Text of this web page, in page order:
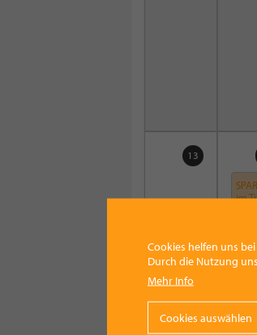
13
im
2026
Cookies helfen uns
Durch die Nutzung
Mehr Info
Cookies auswählen